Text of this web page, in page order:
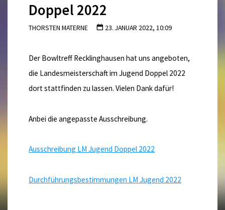
Doppel 2022
THORSTEN MATERNE 23. JANUAR 2022, 10:09
Der Bowltreff Recklinghausen hat uns angeboten,
die Landesmeisterschaft im Jugend Doppel 2022
dort stattfinden zu lassen. Vielen Dank dafür!
Anbei die angepasste Ausschreibung.
Ausschreibung LM Jugend Doppel 2022
Durchführungsbestimmungen LM Jugend 2022